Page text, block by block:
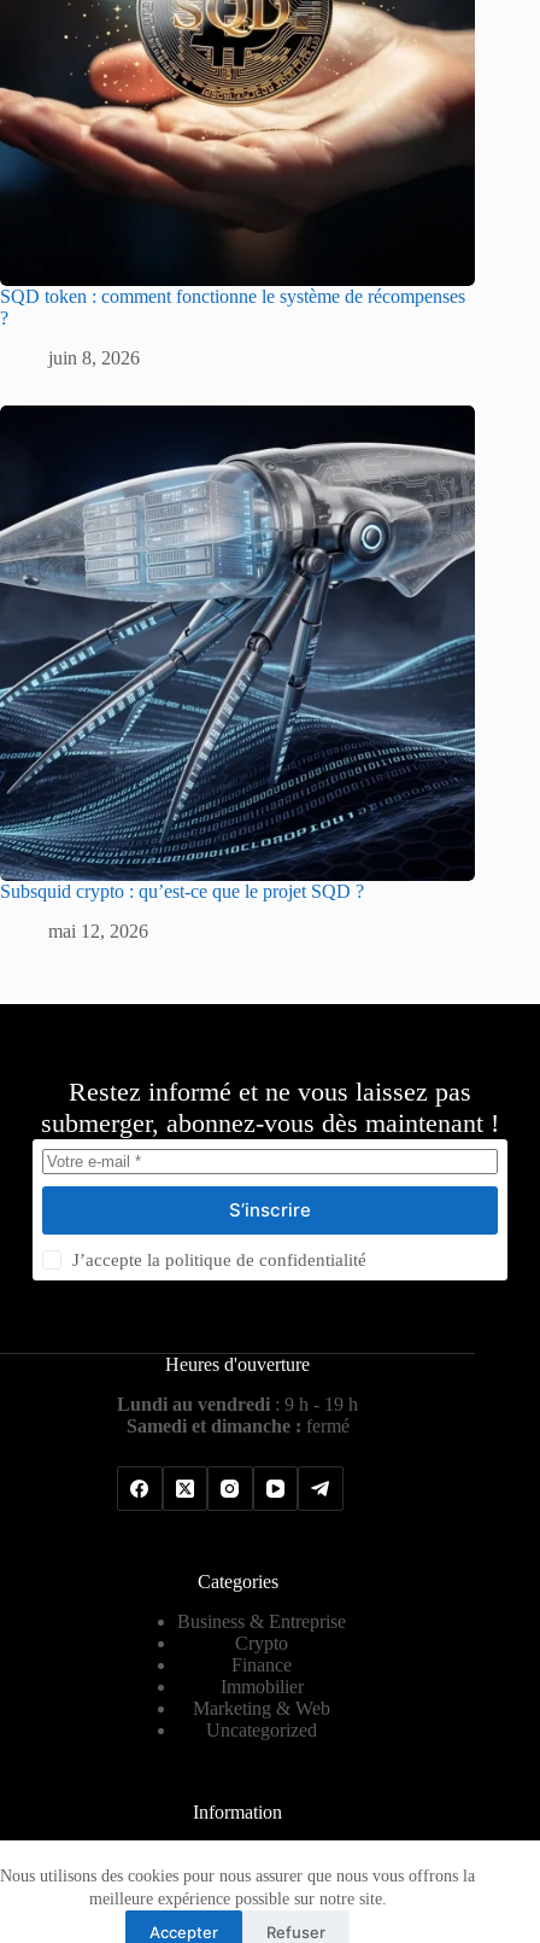
Nous utilisons des cookies pour nous assurer que nous vous offrons la
meilleure expérience possible sur notre site.
Accepter Refuser
SQD token : comment fonctionne le système de récompenses
?
juin 8, 2026
Subsquid crypto : qu’est-ce que le projet SQD ?
mai 12, 2026
Restez informé et ne vous laissez pas
submerger, abonnez-vous dès maintenant !
S’inscrire
J’accepte lapolitique de confidentialité
Heures d'ouverture
Lundi au vendredi : 9 h - 19 h
Samedi et dimanche : fermé
Categories
Business & Entreprise
Crypto
Finance
Immobilier
Marketing & Web
Uncategorized
Information
A propos
Plan de site
Mentions légales